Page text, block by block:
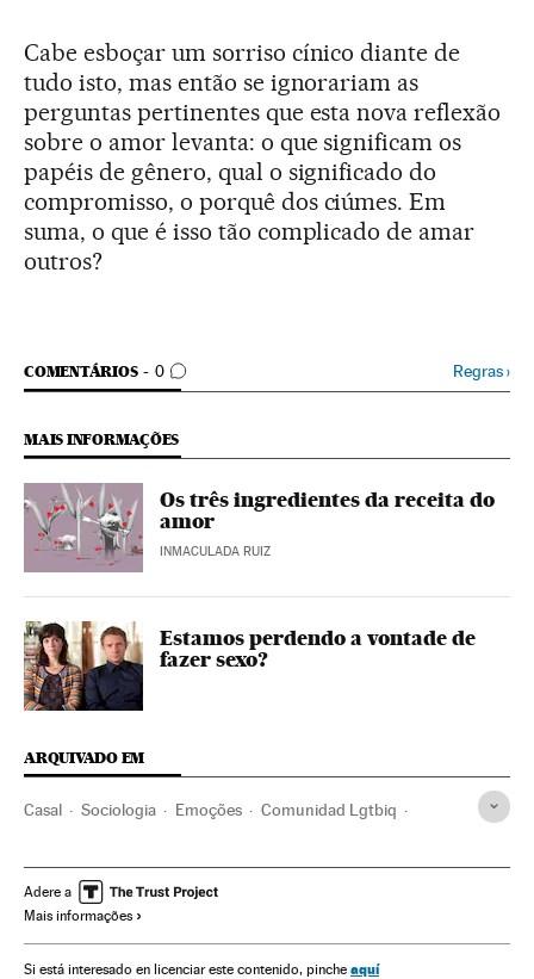
Cabe esboçar um sorriso cínico diante de
tudo isto, mas então se ignorariam as
perguntas pertinentes que esta nova reflexão
sobre o amor levanta: o que significam os
papéis de gênero, qual o significado do
compromisso, o porquê dos ciúmes. Em
suma, o que é isso tão complicado de amar
outros?
COMENTÁRIOS 0
COMENTÁRIOS Regras›
MAIS INFORMAÇÕES
Os três ingredientes da receita do
amor
INMACULADA RUIZ
Estamos perdendo a vontade de
fazer sexo?
ARQUIVADO EM
Casal Sociologia Emoções Comunidad Lgtbiq
Ciências sociais Sexo Amor
Relações gênero
Patriarcado Geração Millennial Dia dos namorados
Adere a
Mais informações
Si está interesado en licenciar este contenido, pinche aquí